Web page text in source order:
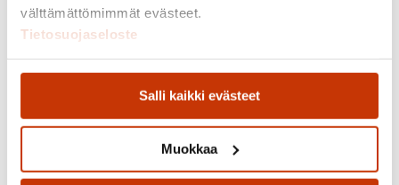
välttämättömimmät evästeet.
Tietosuojaseloste
Salli kaikki evästeet
Muokkaa
virkeä viri
Viri on yksityisomistuksessa, mutta osallistuu
monipuolisesti tuntitoimintaan ja ohjelmiin. Vuonna 2008
syntynyt suomenhevostamma on kokenut ratsu, joka
innostuu monipuolisista tehtävistä ja tykkää kovasti